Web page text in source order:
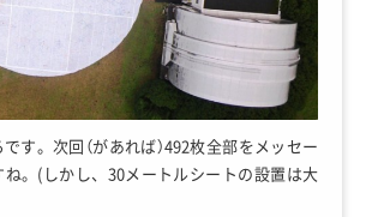
す。次回（があれば）492枚全部をメッセー
。(しかし、30メートルシートの設置は大